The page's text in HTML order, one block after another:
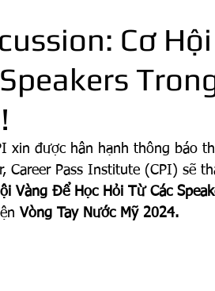
Cơ
xin được hân hạnh thông báo
Career Pass Institute (CPI) sẽ
Vàng Để Học Hỏi Từ Các
Vòng Tay Nước Mỹ 2024.